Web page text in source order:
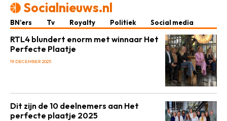
Socialnieuws.nl
BN’ers Tv Royalty Politiek Social media
RTL4 blundert enorm met winnaar Het
Perfecte Plaatje
19 DECEMBER 2025
Dit zijn de 10 deelnemers aan Het
perfecte plaatje 2025